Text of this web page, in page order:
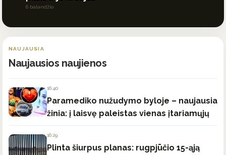
6 balandžio
NAUJAUSIA
Naujausios naujienos
16:40
Paramediko nužudymo byloje – naujausia
žinia: į laisvę paleistas vienas įtariamųjų
16:29
Plinta šiurpus planas: rugpjūčio 15-ąją